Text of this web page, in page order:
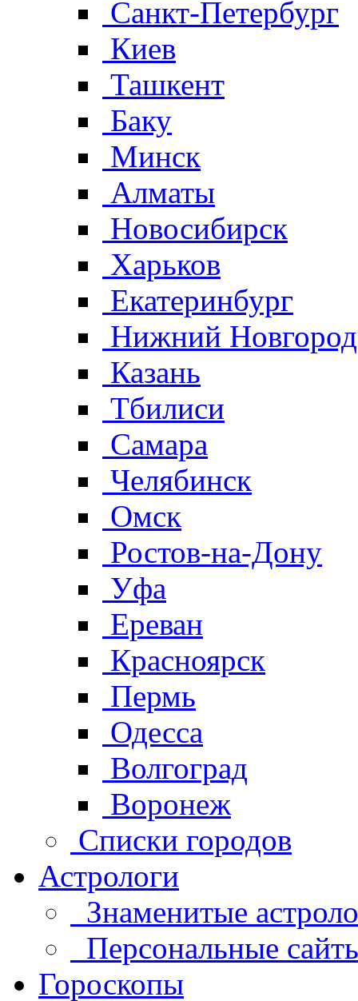
Санкт-Петербург
Киев
Ташкент
Баку
Минск
Алматы
Новосибирск
Харьков
Екатеринбург
Нижний Новгород
Казань
Тбилиси
Самара
Челябинск
Омск
Ростов-на-Дону
Уфа
Ереван
Красноярск
Пермь
Одесса
Волгоград
Воронеж
Списки городов
Астрологи
Знаменитые
Персональные
Гороскопы